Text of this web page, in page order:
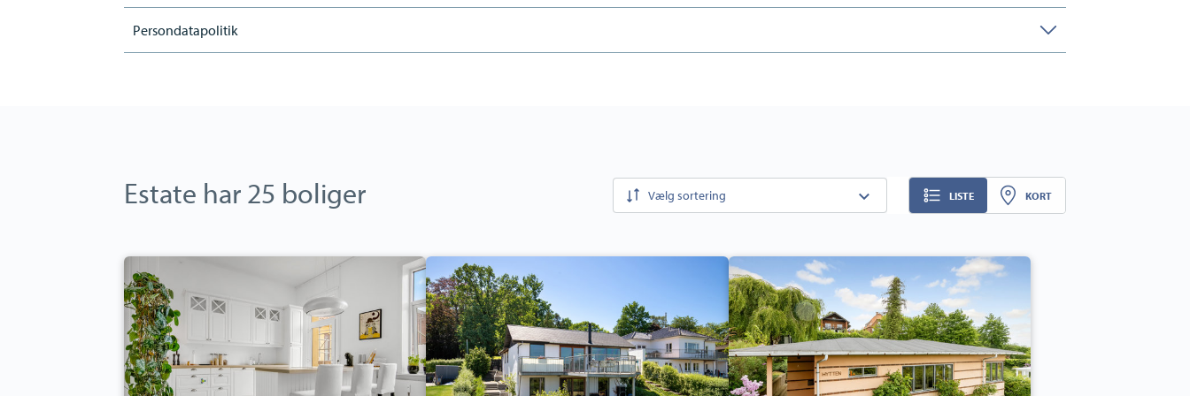
Persondatapolitik
Estate har 25 boliger Vælg sortering LISTE KORT
Ejerlejlighed:
Søndergade
1B,
2.
th.,
6000
Kolding
Villa:
Engen
5,
Tved,
6000
Kolding
Villa:
Dreyersvej
32,
6000
Kolding